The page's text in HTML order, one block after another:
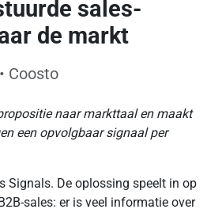
sales-
de markt
• Coosto
naar markttaal en maakt
een opvolgbaar signaal per
Signals. De oplossing speelt in op
sales: er is veel informatie over